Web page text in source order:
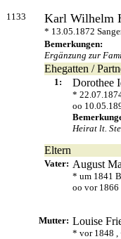
1133 Karl Wilhelm
* 13.05.1872
Bemerkungen:
Ergänzung zur
Ehegatten /
1: Dorothee
*
oo
Heirat lt.
Eltern
Vater: August
* um 1841
oo vor 1866
Mutter: Louise
* vor 1848 ,